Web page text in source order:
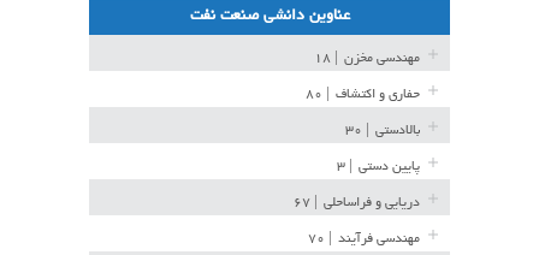
عناوین دانشی صنعت نفت
مهندسی مخزن
حفاری و اکتشاف
بالادستی
پایین دستی
دریایی و فراساحلی
مهندسی فرآیند